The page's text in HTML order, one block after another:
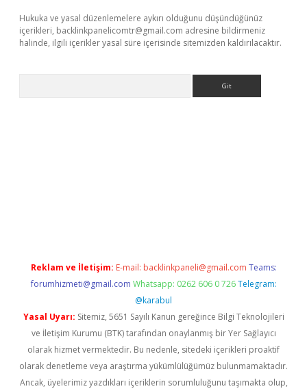
Hukuka ve yasal düzenlemelere aykırı olduğunu düşündüğünüz
içerikleri, backlinkpanelicomtr@gmail.com adresine bildirmeniz
halinde, ilgili içerikler yasal süre içerisinde sitemizden kaldırılacaktır.
Reklam ve İletişim: E-mail: backlinkpaneli@gmail.com Teams:
forumhizmeti@gmail.com Whatsapp: 0262 606 0 726 Telegram:
@karabul
Yasal Uyarı: Sitemiz, 5651 Sayılı Kanun gereğince Bilgi Teknolojileri
ve İletişim Kurumu (BTK) tarafından onaylanmış bir Yer Sağlayıcı
olarak hizmet vermektedir. Bu nedenle, sitedeki içerikleri proaktif
olarak denetleme veya araştırma yükümlülüğümüz bulunmamaktadır.
Ancak, üyelerimiz yazdıkları içeriklerin sorumluluğunu taşımakta olup,